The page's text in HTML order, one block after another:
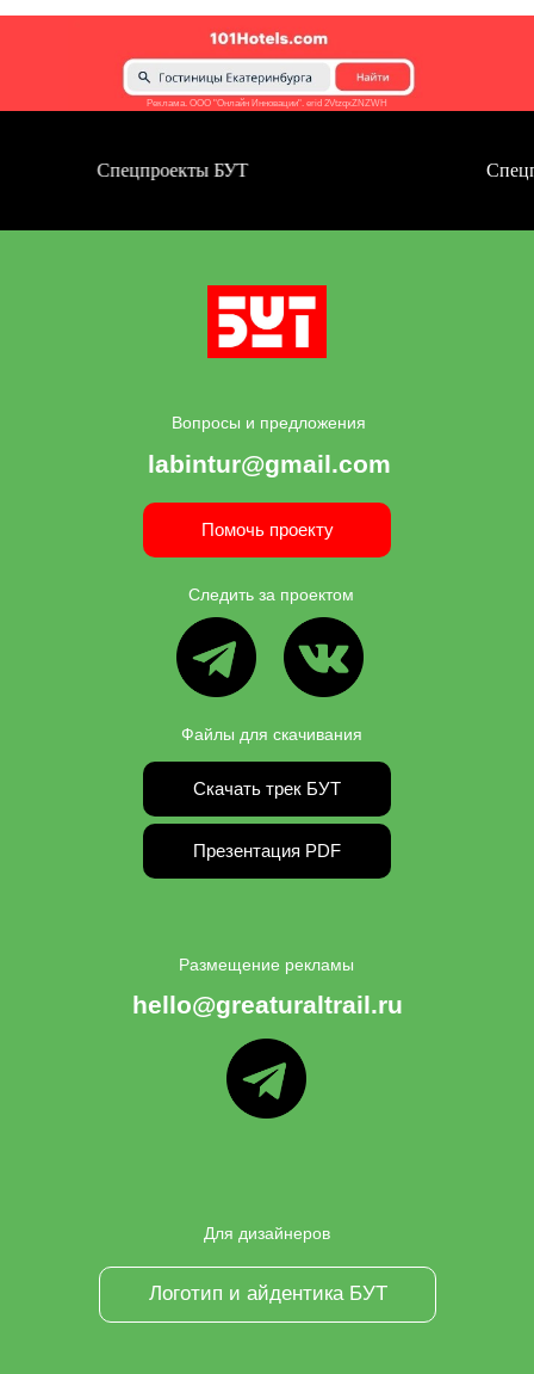
Реклама. ООО "Онлайн Инновации". erid 2VtzqxZNZWH
Спецпроекты БУТ Спецпроекты
ТГ ВК
labintur@gmail.com
Следить за проектом
Презентация PDF
Скачать трек БУТ
Вопросы и предложения
Файлы для скачивания
Помочь проекту
hello@greaturaltrail.ru
Размещение рекламы
Логотип и айдентика БУТ
Для дизайнеров